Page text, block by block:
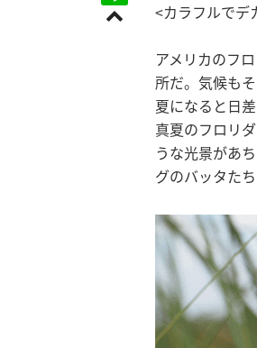
<カラフルでデ
アメリカのフ
所だ。気候も
夏になると日
真夏のフロリ
うな光景があ
グのバッタた